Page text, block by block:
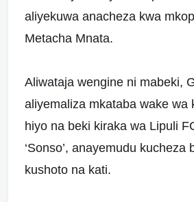
aliyekuwa anacheza kwa
Metacha Mnata.
Aliwataja wengine ni mabeki,
aliyemaliza mkataba wake wa
hiyo na beki kiraka wa Lipuli
‘Sonso’, anayemudu kucheza
kushoto na kati.